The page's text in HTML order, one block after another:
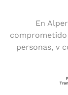
En
personas, y